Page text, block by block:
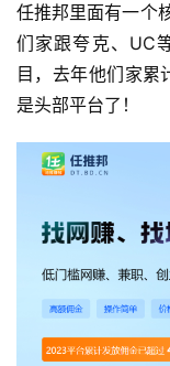
任推邦里面有一个
们家跟夸克、UC
目，去年他们家
是头部平台了！